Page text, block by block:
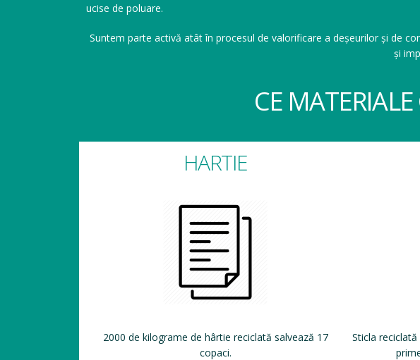
ucise de poluare.
Suntem parte activă atât în procesul de valorificare a deșeurilor și de
și
CE
HARTIE
2000 de kilograme de hârtie reciclată salvează 17
copaci.
Sticla